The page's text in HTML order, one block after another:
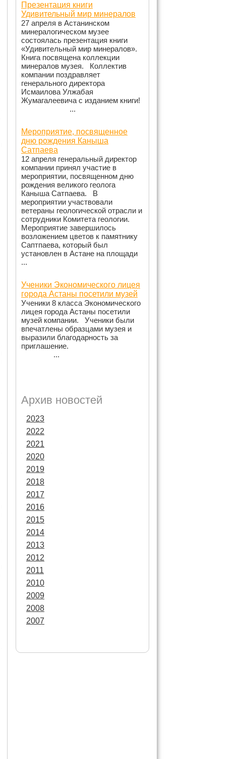
Презентация книги
Удивительный мир минералов
27 апреля в Астанинском
минералогическом музее
состоялась презентация книги
«Удивительный мир минералов».
Книга посвящена коллекции
минералов музея. Коллектив
компании поздравляет
генерального директора
Исмаилова Улжабая
Жумагалеевича с изданием книги!
...
Мероприятие, посвященное
дню рождения Каныша
Сатпаева
12 апреля генеральный директор
компании принял участие в
мероприятии, посвященном дню
рождения великого геолога
Каныша Сатпаева. В
мероприятии участвовали
ветераны геологической отрасли и
сотрудники Комитета геологии.
Мероприятие завершилось
возложением цветов к памятнику
Саптпаева, который был
установлен в Астане на площади
...
Ученики Экономического лицея
города Астаны посетили музей
Ученики 8 класса Экономического
лицея города Астаны посетили
музей компании. Ученики были
впечатлены образцами музея и
выразили благодарность за
приглашение.
...
Архив новостей
2023
2022
2021
2020
2019
2018
2017
2016
2015
2014
2013
2012
2011
2010
2009
2008
2007